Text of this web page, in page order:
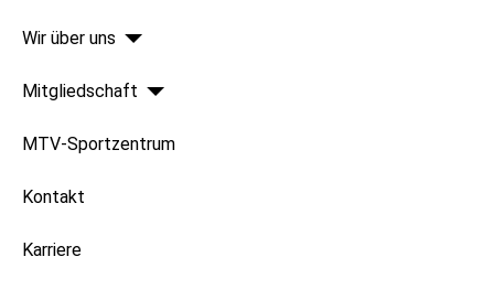
Wir über uns
Mitgliedschaft
MTV-Sportzentrum
Kontakt
Karriere